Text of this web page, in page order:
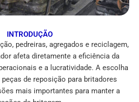
INTRODUÇÃO
pedreiras, agregados e reciclagem,
afeta diretamente a eficiência da
e a lucratividade. A escolha
de reposição para britadores
mais importantes para manter a